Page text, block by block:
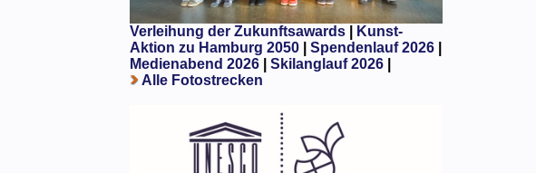
Verleihung der Zukunftsawards|
Kunst-
Aktion zu Hamburg 2050
Spendenlauf 2026|
Medienabend 2026| Skilanglauf 2026|
Alle Fotostrecken